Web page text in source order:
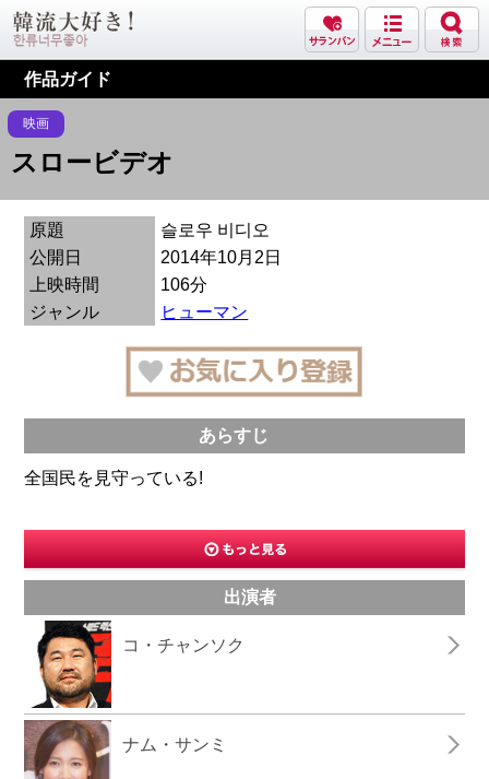
作品ガイド
映画
スロービデオ
原題
슬로우 비디오
公開日
2014年10月2日
上映時間
106分
ジャンル
ヒューマン
あらすじ
全国民を見守っている!
出演者
コ・チャンソク
ナム・サンミ